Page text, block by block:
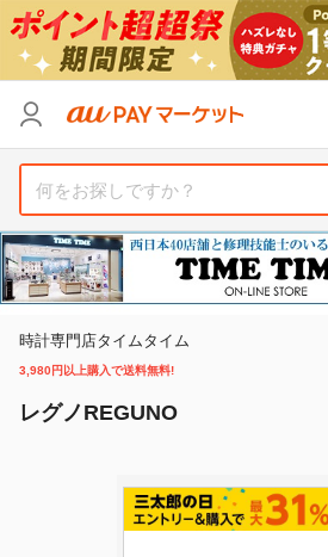
時計専門店タイムタイム
3,980円以上購入で送料無料!
レグノREGUNO
支払い方法
その他の条件
送料無料
Pontaパス特典対象すべて